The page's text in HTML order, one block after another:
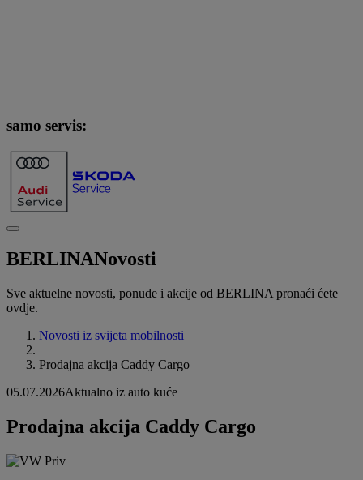
samo servis:
BERLINANovosti
Sve aktuelne novosti, ponude i akcije od BERLINA pronaći ćete
ovdje.
Novosti iz svijeta mobilnosti
Prodajna akcija Caddy Cargo
05.07.2026Aktualno iz auto kuće
Prodajna akcija Caddy Cargo